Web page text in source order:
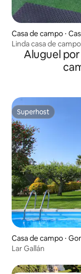
Casa de campo ⋅
Linda casa de
Aluguel
Superhost
Superhost
Casa de campo ⋅
Lar Gallán